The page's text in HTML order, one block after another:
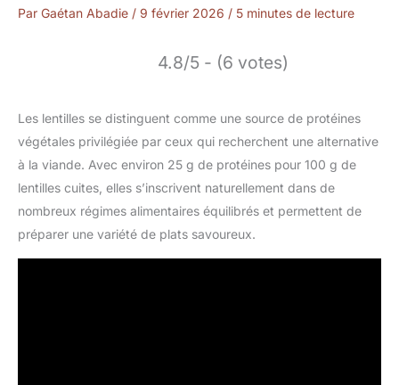
Par Gaétan Abadie / 9 février 2026 / 5 minutes de lecture
4.8/5 - (6 votes)
Les lentilles se distinguent comme une source de protéines
végétales privilégiée par ceux qui recherchent une alternative
à la viande. Avec environ 25 g de protéines pour 100 g de
lentilles cuites, elles s’inscrivent naturellement dans de
nombreux régimes alimentaires équilibrés et permettent de
préparer une variété de plats savoureux.